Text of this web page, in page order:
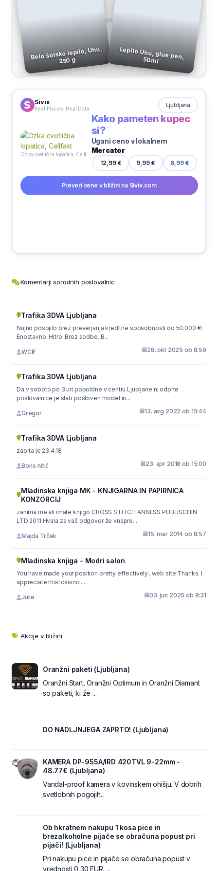
Belo šolsko lepilo, Uhu,
250 g
VS
Lepilo Uhu, glue pen,
50ml
Sivix
Real Prices. Real Data Ljubljana
Kako pameten kupec
si?
Ugani ceno v lokalnem
Mercator
12,99 € 9,99 € 6,99 €
Preveri cene v bližini na Sivix.com
Komentarji sorodnih poslovalnic
Trafika 3DVA Ljubljana
Nujno posojilo brez preverjanja kreditne sposobnosti do 50.000 €!
Enostavno. Hitro. Brez sodbe. B...
WCIF 28. okt 2025 ob 8:59
Trafika 3DVA Ljubljana
Da v soboto po 3 uri popoldne v centru Ljubljane ni odprte
poslovalnice je slab posloven model in...
Gregor 13. avg 2022 ob 15:44
Trafika 3DVA Ljubljana
zaprta je 23.4.18
Boris nitić 23. apr 2018 ob 15:00
Mladinska knjiga MK - KNJIGARNA IN PAPIRNICA
KONZORCIJ
zanima me ali imate knjigo CROSS STITCH ANNESS PUBLISCHIN
LTD 2011.Hvala za vaš odgovor že vnapre...
Majda Trček 15. mar 2014 ob 8:57
Mladinska knjiga - Modri salon
You have made your position pretty effectively.. web site Thanks. I
appreciate this! casino ...
Julie 03. jun 2025 ob 8:31
Akcije v bližini
Oranžni paketi (Ljubljana)
Oranžni Start, Oranžni Optimum in Oranžni Diamant
so paketi, ki že ...
DO NADLJNJEGA ZAPRTO! (Ljubljana)
KAMERA DP-955A/IRD 420TVL 9-22mm -
48.77€ (Ljubljana)
Vandal-proof kamera v kovinskem ohišju. V dobrih
svetlobnih pogojih...
Ob hkratnem nakupu 1 kosa pice in
brezalkoholne pijače se obračuna popust pri
pijači! (Ljubljana)
Pri nakupu pice in pijače se obračuna popust v
vrednosti 0,30 EUR. ...